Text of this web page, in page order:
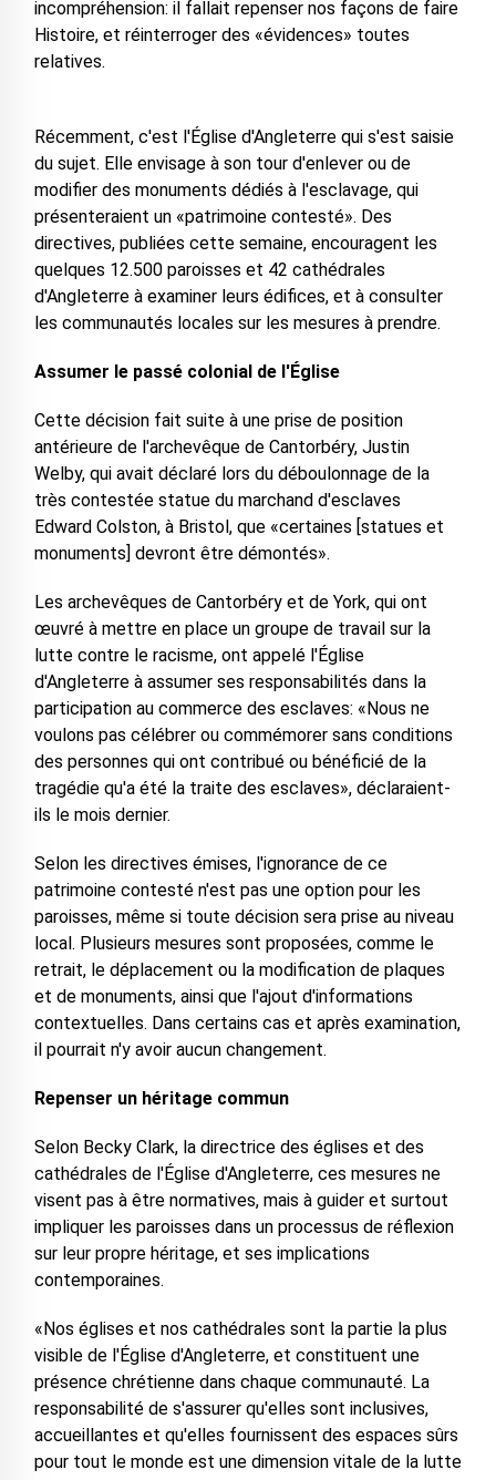
incompréhension: il fallait repenser nos façons de faire
Histoire, et réinterroger des «évidences» toutes
relatives.
Récemment, c'est l'Église d'Angleterre qui s'est saisie
du sujet. Elle envisage à son tour d'enlever ou de
modifier des monuments dédiés à l'esclavage, qui
présenteraient un «patrimoine contesté». Des
directives, publiées cette semaine, encouragent les
quelques 12.500 paroisses et 42 cathédrales
d'Angleterre à examiner leurs édifices, et à consulter
les communautés locales sur les mesures à prendre.
Assumer le passé colonial de l'Église
Cette décision fait suite à une prise de position
antérieure de l'archevêque de Cantorbéry, Justin
Welby, qui avait déclaré lors du déboulonnage de la
très contestée statue du marchand d'esclaves
Edward Colston, à Bristol, que «certaines [statues et
monuments] devront être démontés».
Les archevêques de Cantorbéry et de York, qui ont
œuvré à mettre en place un groupe de travail sur la
lutte contre le racisme, ont appelé l'Église
d'Angleterre à assumer ses responsabilités dans la
participation au commerce des esclaves: «Nous ne
voulons pas célébrer ou commémorer sans conditions
des personnes qui ont contribué ou bénéficié de la
tragédie qu'a été la traite des esclaves», déclaraient-
ils le mois dernier.
Selon les directives émises, l'ignorance de ce
patrimoine contesté n'est pas une option pour les
paroisses, même si toute décision sera prise au niveau
local. Plusieurs mesures sont proposées, comme le
retrait, le déplacement ou la modification de plaques
et de monuments, ainsi que l'ajout d'informations
contextuelles. Dans certains cas et après examination,
il pourrait n'y avoir aucun changement.
Repenser un héritage commun
Selon Becky Clark, la directrice des églises et des
cathédrales de l'Église d'Angleterre, ces mesures ne
visent pas à être normatives, mais à guider et surtout
impliquer les paroisses dans un processus de réflexion
sur leur propre héritage, et ses implications
contemporaines.
«Nos églises et nos cathédrales sont la partie la plus
visible de l'Église d'Angleterre, et constituent une
présence chrétienne dans chaque communauté. La
responsabilité de s'assurer qu'elles sont inclusives,
accueillantes et qu'elles fournissent des espaces sûrs
pour tout le monde est une dimension vitale de la lutte